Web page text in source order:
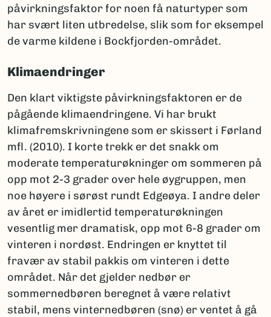
påvirkningsfaktor for noen få naturtyper som
har svært liten utbredelse, slik som for eksempel
de varme kildene i Bockfjorden-området.
Klimaendringer
Den klart viktigste påvirkningsfaktoren er de
pågående klimaendringene. Vi har brukt
klimafremskrivningene som er skissert i Førland
mfl. (2010). I korte trekk er det snakk om
moderate temperaturøkninger om sommeren på
opp mot 2-3 grader over hele øygruppen, men
noe høyere i sørøst rundt Edgeøya. I andre deler
av året er imidlertid temperaturøkningen
vesentlig mer dramatisk, opp mot 6-8 grader om
vinteren i nordøst. Endringen er knyttet til
fravær av stabil pakkis om vinteren i dette
området. Når det gjelder nedbør er
sommernedbøren beregnet å være relativt
stabil, mens vinternedbøren (snø) er ventet å gå